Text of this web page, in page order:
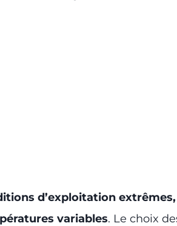
d’exploitation extrêmes,
variables. Le choix